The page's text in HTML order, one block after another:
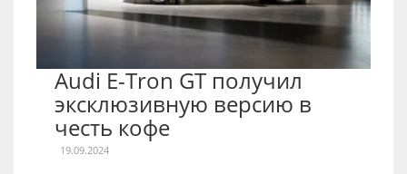
Audi E-Tron GT получил
эксклюзивную версию в
честь кофе
19.09.2024